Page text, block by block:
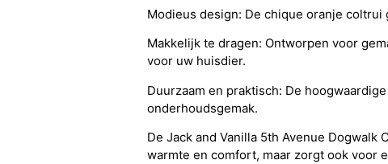
Modieus design: De chique oranje
Makkelijk te dragen: Ontworpen voor
voor uw huisdier.
Duurzaam en praktisch: De
onderhoudsgemak.
De Jack and Vanilla 5th Avenue
warmte en comfort, maar zorgt ook voor